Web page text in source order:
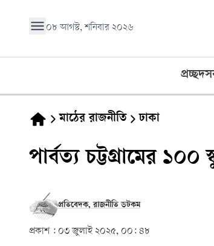
০৮ আগস্ট, শনিবার ২০২৬
প্রচ্ছদ
মাঠের রাজনীতি ঢাকা
পার্বত্য চট্টগ্রামের
প্রতিবেদক, রাজনীতি ডটকম
প্রকাশ : ০৩ জুলাই ২০২৫, ০০: ৪৮